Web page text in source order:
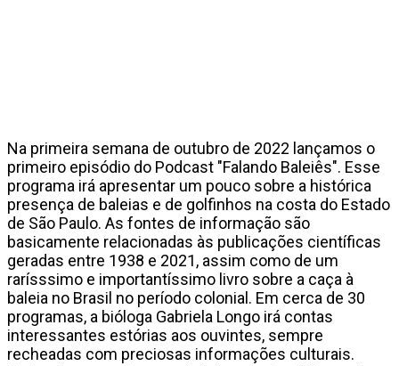
Na primeira semana de outubro de 2022 lançamos o
primeiro episódio do Podcast "Falando Baleiês". Esse
programa irá apresentar um pouco sobre a histórica
presença de baleias e de golfinhos na costa do Estado
de São Paulo. As fontes de informação são
basicamente relacionadas às publicações científicas
geradas entre 1938 e 2021, assim como de um
rarísssimo e importantíssimo livro sobre a caça à
baleia no Brasil no período colonial. Em cerca de 30
programas, a bióloga Gabriela Longo irá contas
interessantes estórias aos ouvintes, sempre
recheadas com preciosas informações culturais.